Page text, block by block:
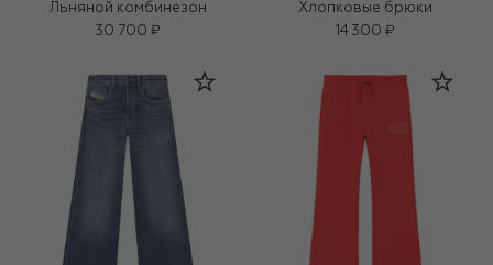
Льняной комбинезон
30 700 ₽
Хлопковые брюки
14 300 ₽